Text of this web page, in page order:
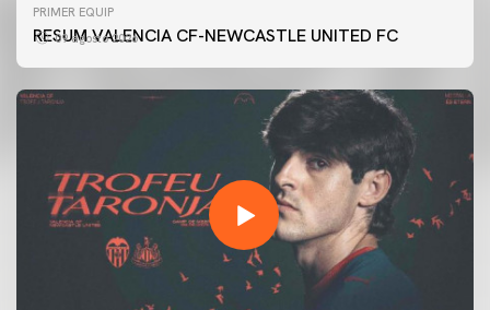
PRIMER EQUIP
RESUM VALENCIA CF-NEWCASTLE UNITED FC
09 agosto 2026